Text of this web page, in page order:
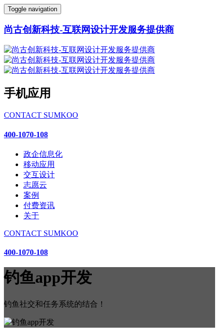
Toggle navigation
尚古创新科技-互联网设计开发服务提供商
手机应用
CONTACT SUMKOO
400-1070-108
政企信息化
移动应用
交互设计
志愿云
案例
付费资讯
关于
CONTACT SUMKOO
400-1070-108
钓鱼app开发
钓鱼社交和任务系统的结合！